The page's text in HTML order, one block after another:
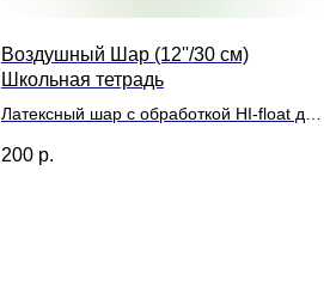
Воздушный Шар (12''/30 см)
Школьная тетрадь
Латексный шар с обработкой HI-float для
200 р.